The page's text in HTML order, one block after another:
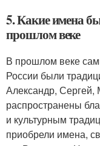
5. Какие имена
прошлом веке
В прошлом веке
России были
Александр,
распространены
и культурным
приобрели имена,